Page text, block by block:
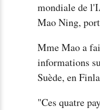
mondiale de
Mao Ning,
Mme Mao a
informations
Suède, en
"Ces quatre